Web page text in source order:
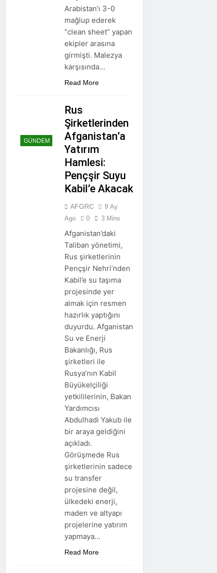
Arabistan’ı 3-0
mağlup ederek
“clean sheet” yapan
ekipler arasına
girmişti. Malezya
karşısında…
Read More
GÜNDEM
Rus
Şirketlerinden
Afganistan’a
Yatırım
Hamlesi:
Pençşir Suyu
Kabil’e Akacak
AFGRC
9 Ay
Ago
0 3 Mins
Afganistan’daki
Taliban yönetimi,
Rus şirketlerinin
Pençşir Nehri’nden
Kabil’e su taşıma
projesinde yer
almak için resmen
hazırlık yaptığını
duyurdu. Afganistan
Su ve Enerji
Bakanlığı, Rus
şirketleri ile
Rusya’nın Kabil
Büyükelçiliği
yetkililerinin, Bakan
Yardımcısı
Abdulhadi Yakub ile
bir araya geldiğini
açıkladı.
Görüşmede Rus
şirketlerinin sadece
su transfer
projesine değil,
ülkedeki enerji,
maden ve altyapı
projelerine yatırım
yapmaya…
Read More